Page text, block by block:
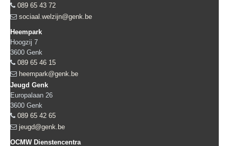
089 65 43 72
sociaal.welzijn@genk.be
Heempark
Hoogzij 7
3600 Genk
089 65 46 15
heempark@genk.be
Jeugd Genk
Europalaan 26
3600 Genk
089 65 42 65
jeugd@genk.be
OCMW Dienstencentra